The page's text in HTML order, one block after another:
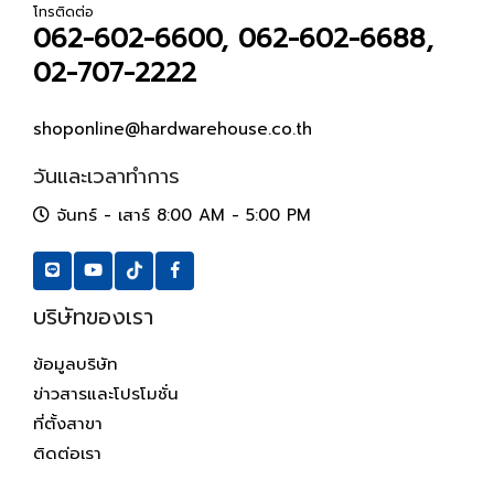
โทรติดต่อ
062-602-6600, 062-602-6688,
02-707-2222
shoponline@hardwarehouse.co.th
วันและเวลาทำการ
จันทร์ - เสาร์ 8:00 AM - 5:00 PM
บริษัทของเรา
ข้อมูลบริษัท
ข่าวสารและโปรโมชั่น
ที่ตั้งสาขา
ติดต่อเรา